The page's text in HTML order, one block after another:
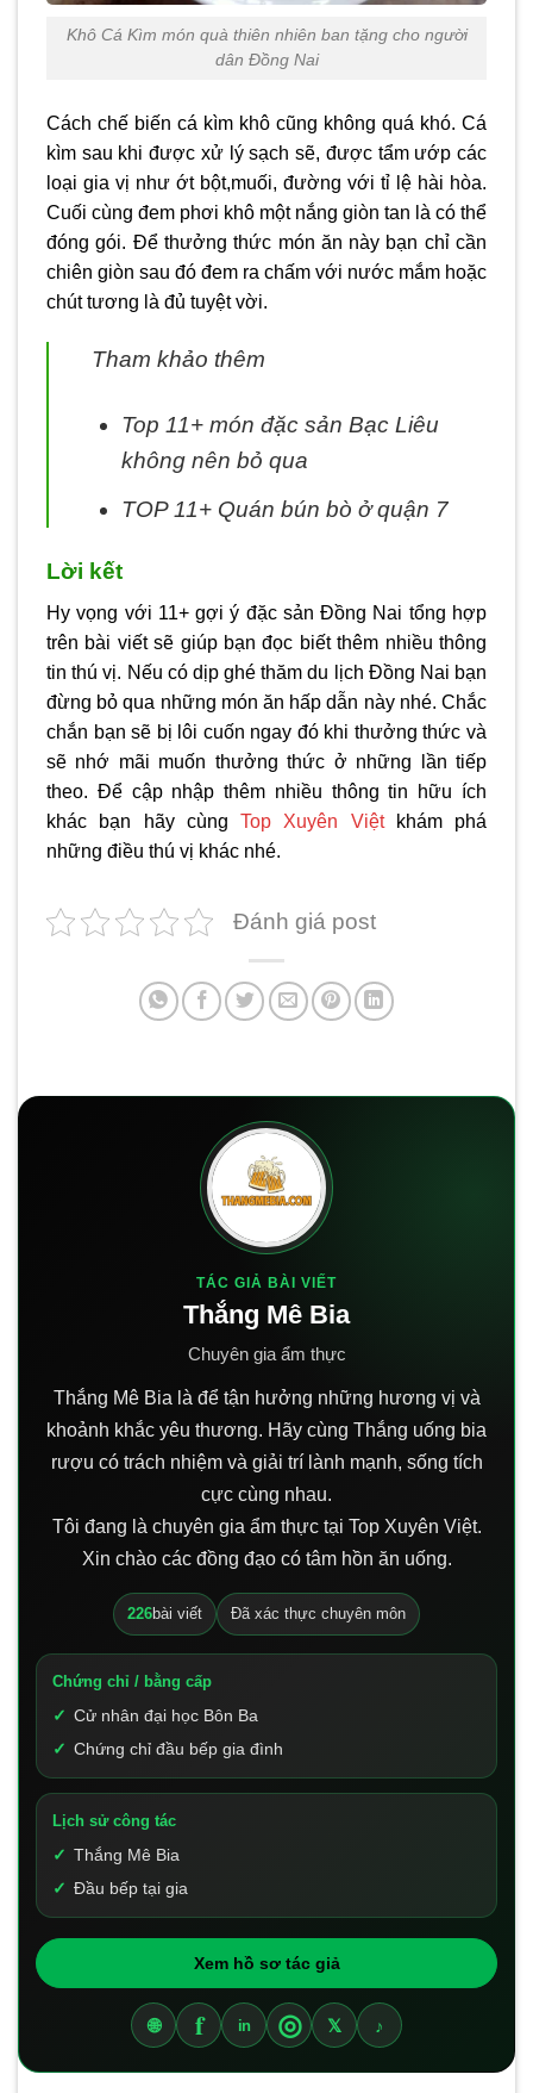
Khô Cá Kìm món quà thiên nhiên ban tặng cho người
dân Đồng Nai
Cách chế biến cá kìm khô cũng không quá khó. Cá
kìm sau khi được xử lý sạch sẽ, được tẩm ướp các
loại gia vị như ớt bột,muối, đường với tỉ lệ hài hòa.
Cuối cùng đem phơi khô một nắng giòn tan là có thể
đóng gói. Để thưởng thức món ăn này bạn chỉ cần
chiên giòn sau đó đem ra chấm với nước mắm hoặc
chút tương là đủ tuyệt vời.
Tham khảo thêm
Top 11+ món đặc sản Bạc Liêu
không nên bỏ qua
TOP 11+ Quán bún bò ở quận 7
Lời kết
Hy vọng với 11+ gợi ý đặc sản Đồng Nai tổng hợp
trên bài viết sẽ giúp bạn đọc biết thêm nhiều thông
tin thú vị. Nếu có dịp ghé thăm du lịch Đồng Nai bạn
đừng bỏ qua những món ăn hấp dẫn này nhé. Chắc
chắn bạn sẽ bị lôi cuốn ngay đó khi thưởng thức và
sẽ nhớ mãi muốn thưởng thức ở những lần tiếp
theo. Để cập nhập thêm nhiều thông tin hữu ích
khác bạn hãy cùng Top Xuyên Việtkhám phá
những điều thú vị khác nhé.
Đánh giá post
TÁC GIẢ BÀI VIẾT
Thắng Mê Bia
Chuyên gia ẩm thực
Thắng Mê Bia là để tận hưởng những hương vị và
khoảnh khắc yêu thương. Hãy cùng Thắng uống bia
rượu có trách nhiệm và giải trí lành mạnh, sống tích
cực cùng nhau.
Tôi đang là chuyên gia ẩm thực tại Top Xuyên Việt.
Xin chào các đồng đạo có tâm hồn ăn uống.
226bài viết Đã xác thực chuyên môn
Chứng chỉ / bằng cấp
Cử nhân đại học Bôn Ba
Chứng chỉ đầu bếp gia đình
Lịch sử công tác
Thắng Mê Bia
Đầu bếp tại gia
Xem hồ sơ tác giả
🌐 f in ◎ 𝕏 ♪